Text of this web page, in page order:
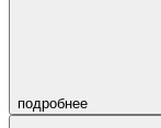
подробнее